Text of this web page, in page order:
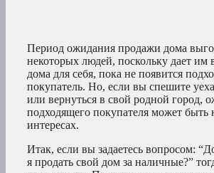
Период ожидания продажи дома
некоторых людей, поскольку дает им
дома для себя, пока не появится
покупатель. Но, если вы спешите
или вернуться в свой родной город,
подходящего покупателя может быть
интересах.
Итак, если вы задаетесь вопросом:
я продать свой дом за наличные?”